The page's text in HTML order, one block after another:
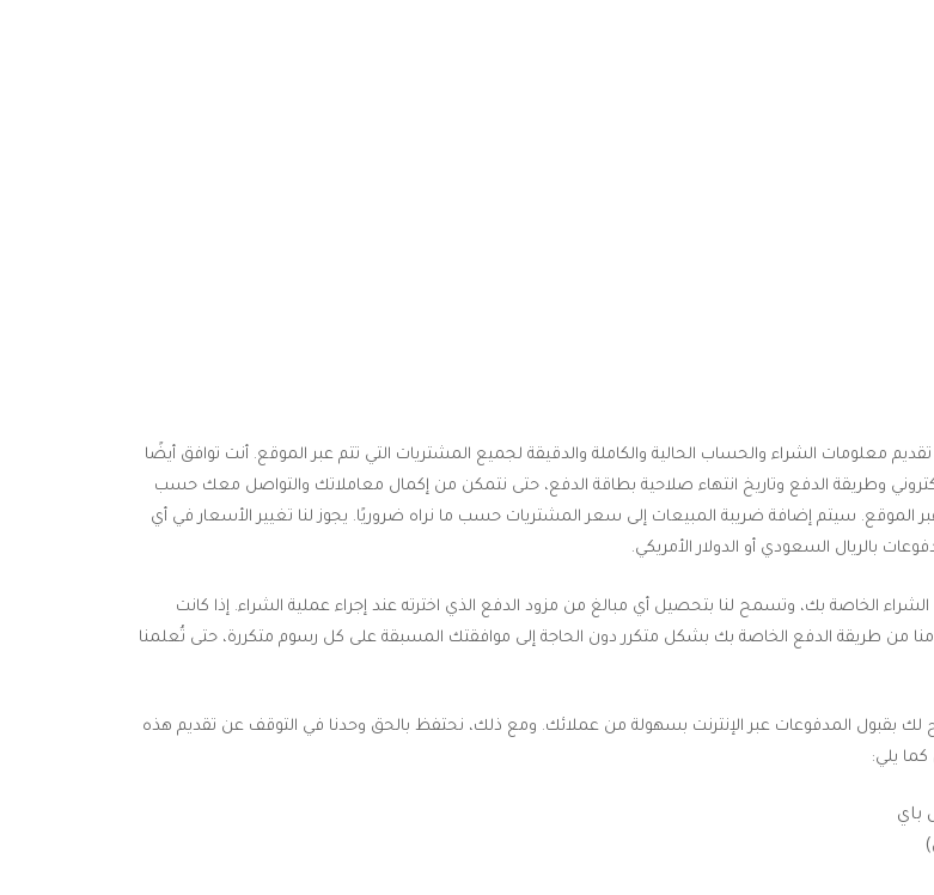
الشراء والحساب الحالية والكاملة والدقيقة لجميع المشتريات التي تتم عبر الموقع. أنت توافق أيضًا
وطريقة الدفع وتاريخ انتهاء صلاحية بطاقة الدفع، حتى نتمكن من إكمال معاملاتك والتواصل معك حسب
الموقع. سيتم إضافة ضريبة المبيعات إلى سعر المشتريات حسب ما نراه ضروريًا. يجوز لنا تغيير الأسعار في أي
بالريال السعودي أو الدولار الأمريكي.
الخاصة بك، وتسمح لنا بتحصيل أي مبالغ من مزود الدفع الذي اخترته عند إجراء عملية الشراء. إذا كانت
من طريقة الدفع الخاصة بك بشكل متكرر دون الحاجة إلى موافقتك المسبقة على كل رسوم متكررة، حتى تُعلمنا
لك بقبول المدفوعات عبر الإنترنت بسهولة من عملائك. ومع ذلك، نحتفظ بالحق وحدنا في التوقف عن تقديم هذه
يلي: